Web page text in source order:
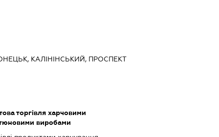
КАЛІНІНСЬКИЙ, ПРОСПЕКТ
торгівля харчовими
виробами